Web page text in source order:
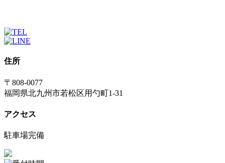
住所
〒808-0077
福岡県北九州市若松区用勺町1-31
アクセス
駐車場完備